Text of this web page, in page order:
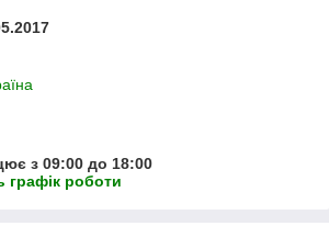
з 09:00 до 18:00
графік роботи